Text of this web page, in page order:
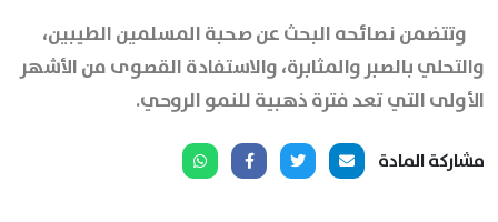
وتتضمن نصائحه البحث عن صحبة المسلمين الطيبين،
والتحلي بالصبر والمثابرة، والاستفادة القصوى من الأشهر
الأولى التي تعد فترة ذهبية للنمو الروحي.
مشاركة المادة